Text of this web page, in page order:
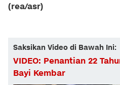
(rea/asr)
Saksikan Video di Bawah Ini:
VIDEO: Penantian 22
Bayi Kembar